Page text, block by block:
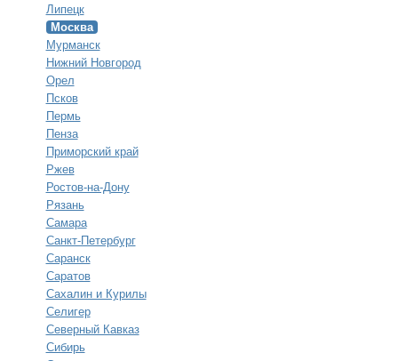
Липецк
Москва
Мурманск
Нижний Новгород
Орел
Псков
Пермь
Пенза
Приморский край
Ржев
Ростов-на-Дону
Рязань
Самара
Санкт-Петербург
Саранск
Саратов
Сахалин и Курилы
Селигер
Северный Кавказ
Сибирь